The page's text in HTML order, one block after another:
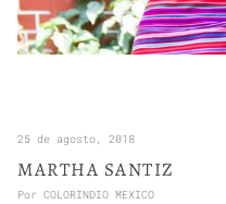
25 de agosto, 2018
MARTHA SANTIZ
Por COLORINDIO MEXICO